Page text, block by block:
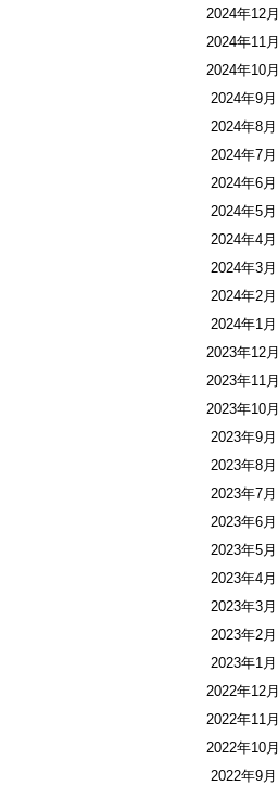
2024年12月
2024年11月
2024年10月
2024年9月
2024年8月
2024年7月
2024年6月
2024年5月
2024年4月
2024年3月
2024年2月
2024年1月
2023年12月
2023年11月
2023年10月
2023年9月
2023年8月
2023年7月
2023年6月
2023年5月
2023年4月
2023年3月
2023年2月
2023年1月
2022年12月
2022年11月
2022年10月
2022年9月